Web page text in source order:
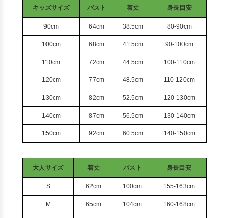
キッズサイズ バスト 着丈 身長目安
90cm 64cm 38.5cm 80-90cm
100cm 68cm 41.5cm 90-100cm
110cm 72cm 44.5cm 100-110cm
120cm 77cm 48.5cm 110-120cm
130cm 82cm 52.5cm 120-130cm
140cm 87cm 56.5cm 130-140cm
150cm 92cm 60.5cm 140-150cm
大人サイズ 着丈 バスト 身長目安
S 62cm 100cm 155-163cm
M 65cm 104cm 160-168cm